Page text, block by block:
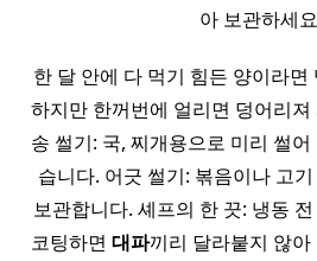
아 보관하세
한 달 안에 다 먹기 힘든 양이라
하지만 한꺼번에 얼리면 덩어리
송 썰기: 국, 찌개용으로 미리 썰
습니다. 어긋 썰기: 볶음이나 고
보관합니다. 셰프의 한 끗: 냉동
코팅하면 대파끼리 달라붙지 않